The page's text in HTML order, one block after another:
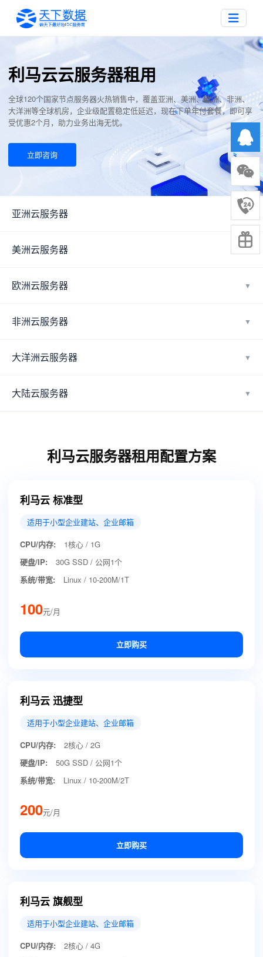
利马云云服务器租用
全球120个国家节点服务器火热销售中，覆盖亚洲、美洲、欧洲、非洲、
大洋洲等全球机房，企业级配置稳定低延迟，现在下单年付套餐，即可享
受优惠2个月，助力业务出海无忧。
立即咨询
亚洲云服务器 ▼
美洲云服务器 ▼
欧洲云服务器 ▼
非洲云服务器 ▼
大洋洲云服务器 ▼
大陆云服务器 ▼
利马云服务器租用配置方案
利马云 标准型
适用于小型企业建站、企业邮箱
CPU/内存:
1核心 / 1G
硬盘/IP:
30G SSD / 公网1个
系统/带宽:
Linux / 10-200M/1T
100元/月
立即购买
利马云 迅捷型
适用于小型企业建站、企业邮箱
CPU/内存:
2核心 / 2G
硬盘/IP:
50G SSD / 公网1个
系统/带宽:
Linux / 10-200M/2T
200元/月
立即购买
利马云 旗舰型
适用于小型企业建站、企业邮箱
CPU/内存:
2核心 / 4G